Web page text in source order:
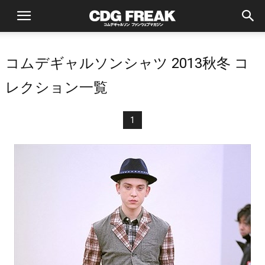
コムデギャルソンシャツ 2013秋冬 コ
レクション一覧
1